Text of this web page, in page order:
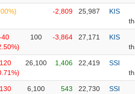
-2,809 25,987
KIS
40
100 -3,864 27,171
KIS
26,100 1,406 22,419
SSI
6,100 543 22,730
SSI